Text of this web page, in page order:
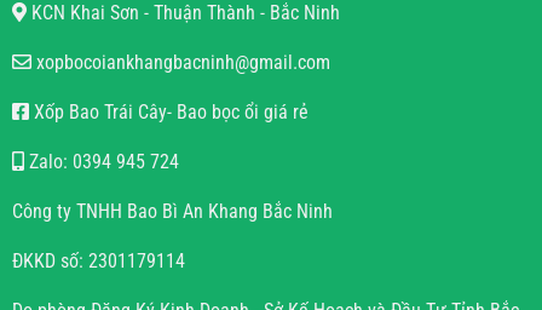
KCN Khai Sơn - Thuận Thành - Bắc Ninh
xopbocoiankhangbacninh@gmail.com
Xốp Bao Trái Cây- Bao bọc ổi giá rẻ
Zalo: 0394 945 724
Công ty TNHH Bao Bì An Khang Bắc Ninh
ĐKKD số: 2301179114